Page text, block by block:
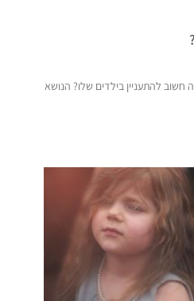
להתעניין בילדים שלו? הנושא